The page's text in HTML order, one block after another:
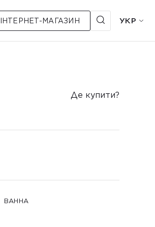
ІНТЕРНЕТ-МАГАЗИН УКР
Де купити?
ВАННА